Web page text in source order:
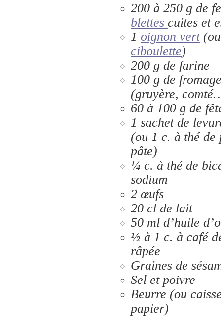
200 à 250 g de
blettes cuites et
1 oignon vert(ou
ciboulette)
200 g de farine
100 g de
(gruyère,
60 à 100 g de
1 sachet de
(ou 1 c. à thé de
pâte)
¼ c. à thé de
sodium
2 œufs
20 cl de lait
50 ml d’huile
½ à 1 c. à café
râpée
Graines de
Sel et poivre
Beurre (ou
papier)